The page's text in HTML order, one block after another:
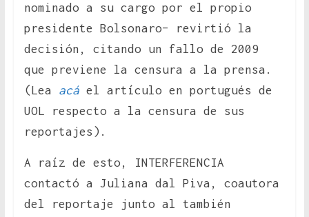
nominado a su cargo por el propio
presidente Bolsonaro– revirtió la
decisión, citando un fallo de 2009
que previene la censura a la prensa.
(Lea acáel artículo en portugués de
UOL respecto a la censura de sus
reportajes).
A raíz de esto, INTERFERENCIA
contactó a Juliana dal Piva, coautora
del reportaje junto al también